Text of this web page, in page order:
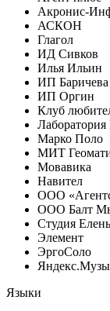
Акронис-
АСКОН
Глагол
ИД Сивков
Илья Ильин
ИП Баричева
ИП Оргин
Клуб
Лаборатория
Марко Поло
МИТ
Мовавика
Навител
ООО
ООО Балт
Студия
Элемент
ЭргоСоло
Языки